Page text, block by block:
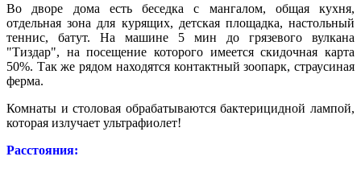
Во дворе дома есть беседка с мангалом, общая кухня,
отдельная зона для курящих, детская площадка, настольный
теннис, батут. На машине 5 мин до грязевого вулкана
"Тиздар", на посещение которого имеется скидочная карта
50%. Так же рядом находятся контактный зоопарк, страусиная
ферма.
Комнаты и столовая обрабатываются бактерицидной лампой,
которая излучает ультрафиолет!
Расстояния: